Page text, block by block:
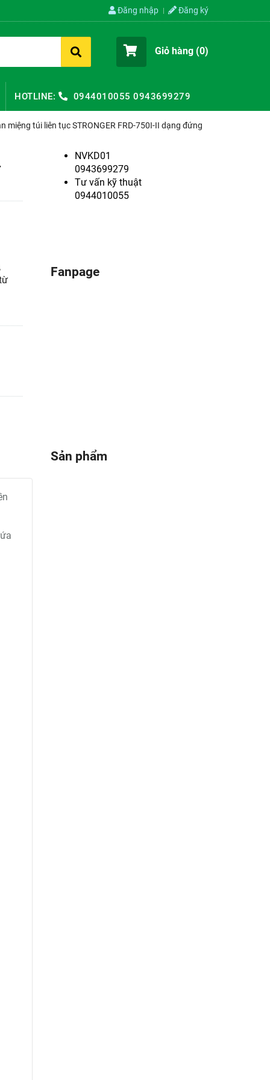
Đăng nhập Đăng ký
Giỏ hàng (0)
HOTLINE: 0944010055 0943699279
miệng túi liên tục STRONGER FRD-750I-II dạng đứng
NVKD01
0943699279
Tư vấn kỹ thuật
0944010055
Fanpage
Sản phẩm